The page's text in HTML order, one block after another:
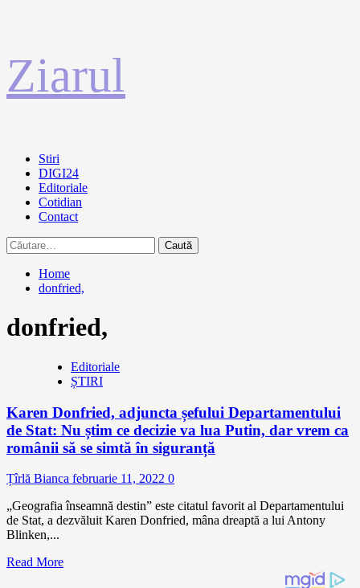
la
conținut
Ziarul
Primary
Menu
Stiri
DIGI24
Editoriale
Cotidian
Contact
Caută
după:
Home
donfried,
donfried,
Editoriale
ȘTIRI
Karen Donfried, adjuncta șefului Departamentului
de Stat: Nu știm ce decizie va lua Putin, dar vrem ca
românii să se simtă în siguranță
Țîrlă Bianca februarie 11, 2022 0
„Geografia înseamnă destin” este citatul favorit al Departamentului
de Stat, a dezvăluit Karen Donfried, mâna dreaptă a lui Antony
Blinken,...
Read More